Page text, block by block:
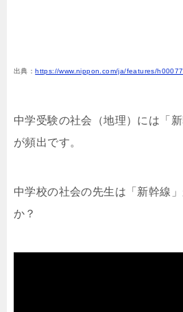
出典： https://www.nippon.com/ja/features/
中学受験の社会（地理）には「
が頻出です。
中学校の社会の先生は「新幹線
か？